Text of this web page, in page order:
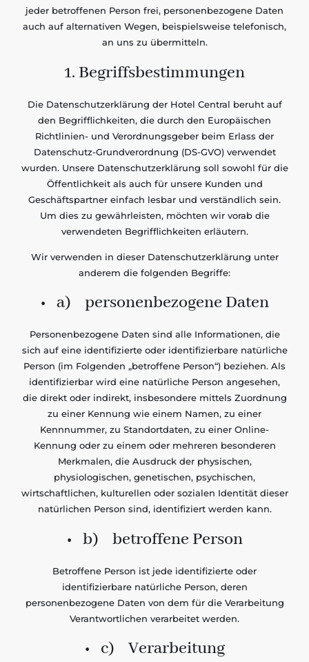
jeder betroffenen Person frei, personenbezogene Daten
auch auf alternativen Wegen, beispielsweise telefonisch,
an uns zu übermitteln.
1. Begriffsbestimmungen
Die Datenschutzerklärung der Hotel Central beruht auf
den Begrifflichkeiten, die durch den Europäischen
Richtlinien- und Verordnungsgeber beim Erlass der
Datenschutz-Grundverordnung (DS-GVO) verwendet
wurden. Unsere Datenschutzerklärung soll sowohl für die
Öffentlichkeit als auch für unsere Kunden und
Geschäftspartner einfach lesbar und verständlich sein.
Um dies zu gewährleisten, möchten wir vorab die
verwendeten Begrifflichkeiten erläutern.
Wir verwenden in dieser Datenschutzerklärung unter
anderem die folgenden Begriffe:
• a) personenbezogene Daten
Personenbezogene Daten sind alle Informationen, die
sich auf eine identifizierte oder identifizierbare natürliche
Person (im Folgenden „betroffene Person“) beziehen. Als
identifizierbar wird eine natürliche Person angesehen,
die direkt oder indirekt, insbesondere mittels Zuordnung
zu einer Kennung wie einem Namen, zu einer
Kennnummer, zu Standortdaten, zu einer Online-
Kennung oder zu einem oder mehreren besonderen
Merkmalen, die Ausdruck der physischen,
physiologischen, genetischen, psychischen,
wirtschaftlichen, kulturellen oder sozialen Identität dieser
natürlichen Person sind, identifiziert werden kann.
• b) betroffene Person
Betroffene Person ist jede identifizierte oder
identifizierbare natürliche Person, deren
personenbezogene Daten von dem für die Verarbeitung
Verantwortlichen verarbeitet werden.
• c) Verarbeitung